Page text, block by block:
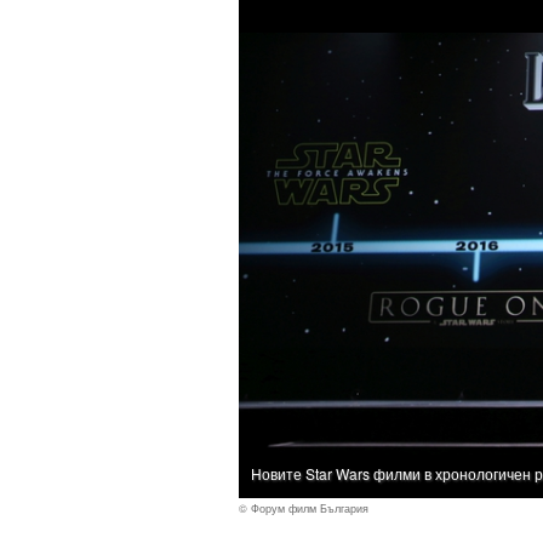
Новите Star Wars филми в хронологичен
© Форум филм България